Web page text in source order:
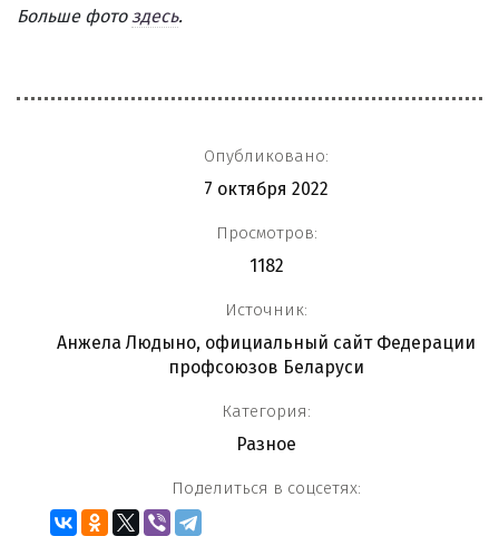
Больше фотоздесь.
Опубликовано:
7 октября 2022
Просмотров:
1182
Источник:
Анжела Людыно, официальный сайт Федерации
профсоюзов Беларуси
Категория:
Разное
Поделиться в соцсетях: